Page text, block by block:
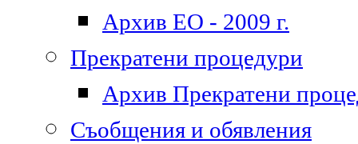
Архив ЕО - 2009 г.
Прекратени процедури
Архив Прекратени
Съобщения и обявления